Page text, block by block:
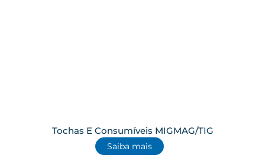
Tochas E Consumíveis MIGMAG/TIG
Saiba mais